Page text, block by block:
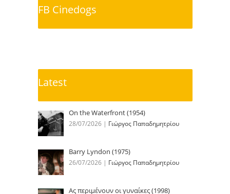
FB Cinedogs
Latest
On the Waterfront (1954)
28/07/2026 | Γιώργος Παπαδημητρίου
Barry Lyndon (1975)
26/07/2026 | Γιώργος Παπαδημητρίου
Ας περιμένουν οι γυναίκες (1998)